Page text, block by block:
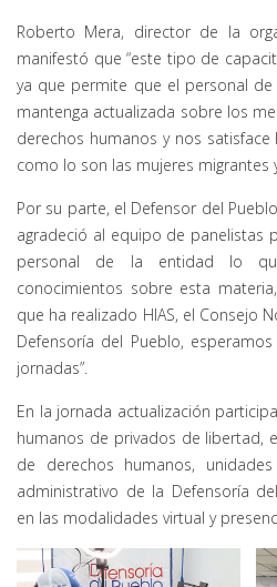
Roberto Mera, director de la
manifestó que “este tipo de
ya que permite que el personal
mantenga actualizada sobre los
derechos humanos y nos
como lo son las mujeres migrantes
Por su parte, el Defensor del
agradeció al equipo de panelistas
personal de la entidad lo
conocimientos sobre esta
que ha realizado HIAS, el Consejo
Defensoría del Pueblo,
jornadas”.
En la jornada actualización
humanos de privados de libertad,
de derechos humanos,
administrativo de la Defensoría
en las modalidades virtual y